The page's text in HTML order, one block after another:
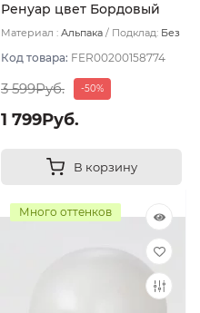
Ренуар цвет Бордовый
Материал : Альпака Подклад: Без
Код товара: FER00200158774
3 599Руб. -50%
1 799Руб.
В корзину
Много оттенков